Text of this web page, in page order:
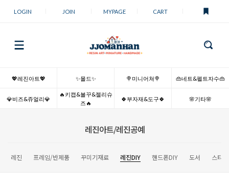
LOGIN JOIN MYPAGE CART
💖레진아트💖 ✨몰드✨ 🍭미니어쳐🍭 👜네트&펠트자수👜
💎비즈&쥬얼리💎
🔥키캡&볼꾸&젤리슈
즈🔥
🍀부자재&도구🍀 🌸기타🌸
레진아트/레진공예
레진 프레임/반제품 꾸미기재료 레진DIY 핸드폰DIY 도서 스티